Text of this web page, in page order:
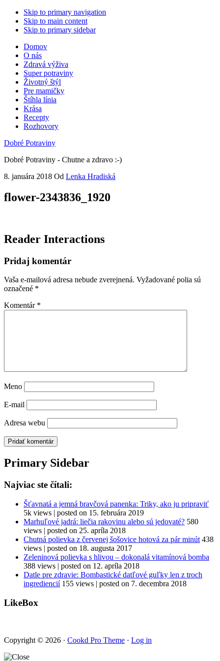
Skip to primary navigation
Skip to main content
Skip to primary sidebar
Domov
O nás
Zdravá výživa
Super potraviny
Životný štýl
Pre mamičky
Štíhla línia
Krása
Recepty
Rozhovory
Dobré Potraviny
Dobré Potraviny - Chutne a zdravo :-)
8. januára 2018 Od Lenka Hradiská
flower-2343836_1920
Reader Interactions
Pridaj komentár
Vaša e-mailová adresa nebude zverejnená. Vyžadované polia sú
označené *
Komentár *
Meno
E-mail
Adresa webu
Primary Sidebar
Najviac ste čítali:
Šťavnatá a jemná bravčová panenka: Triky, ako ju pripraviť
5k views | posted on 15. februára 2019
Marhuľové jadrá: liečia rakovinu alebo sú jedovaté? 580
views | posted on 25. apríla 2018
Chutná polievka z červenej šošovice hotová za pár minút 438
views | posted on 18. augusta 2017
Zeleninová polievka s hlivou – dokonalá vitamínová bomba
388 views | posted on 12. apríla 2018
Datle pre zdravie: Bombastické datľové guľky len z troch
ingrediencií 155 views | posted on 7. decembra 2018
LikeBox
Copyright © 2026 · Cookd Pro Theme · Log in